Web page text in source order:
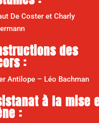
De Coster et Charly
des
:
Antilope – Léo Bachman
à la mise
: